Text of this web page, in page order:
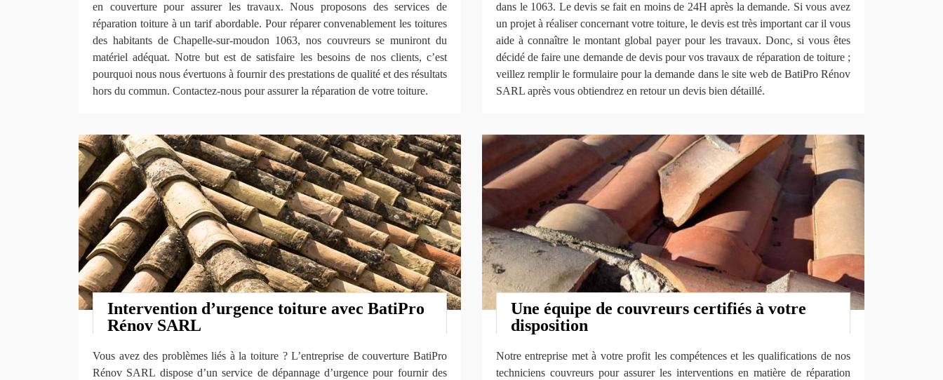
en couverture pour assurer les travaux. Nous proposons des services de
réparation toiture à un tarif abordable. Pour réparer convenablement les toitures
des habitants de Chapelle-sur-moudon 1063, nos couvreurs se muniront du
matériel adéquat. Notre but est de satisfaire les besoins de nos clients, c’est
pourquoi nous nous évertuons à fournir des prestations de qualité et des résultats
hors du commun. Contactez-nous pour assurer la réparation de votre toiture.
dans le 1063. Le devis se fait en moins de 24H après la demande. Si vous avez
un projet à réaliser concernant votre toiture, le devis est très important car il vous
aide à connaître le montant global payer pour les travaux. Donc, si vous êtes
décidé de faire une demande de devis pour vos travaux de réparation de toiture ;
veillez remplir le formulaire pour la demande dans le site web de BatiPro Rénov
SARL après vous obtiendrez en retour un devis bien détaillé.
Intervention d’urgence toiture avec BatiPro
Rénov SARL
Vous avez des problèmes liés à la toiture ? L’entreprise de couverture BatiPro
Rénov SARL dispose d’un service de dépannage d’urgence pour fournir des
Une équipe de couvreurs certifiés à votre
disposition
Notre entreprise met à votre profit les compétences et les qualifications de nos
techniciens couvreurs pour assurer les interventions en matière de réparation